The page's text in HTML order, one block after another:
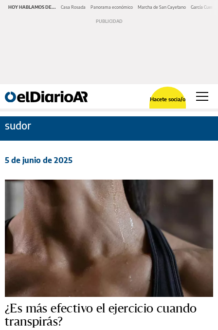
HOY HABLAMOS DE... Casa Rosada Panorama económico Marcha de San Cayetano García Cuerva
Hacete socia/o
sudor
5 de junio de 2025
¿Es más efectivo el ejercicio cuando
transpirás?